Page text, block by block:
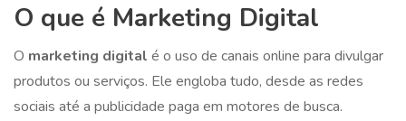
O que é Marketing Digital
O marketing digital é o uso de canais online para divulgar
produtos ou serviços. Ele engloba tudo, desde as redes
sociais até a publicidade paga em motores de busca.